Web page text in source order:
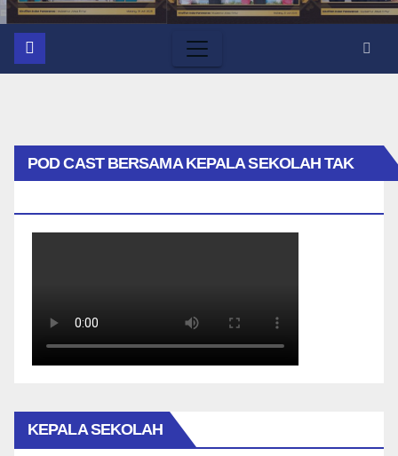
POD CAST BERSAMA KEPALA SEKOLAH TAK
KEPALA SEKOLAH